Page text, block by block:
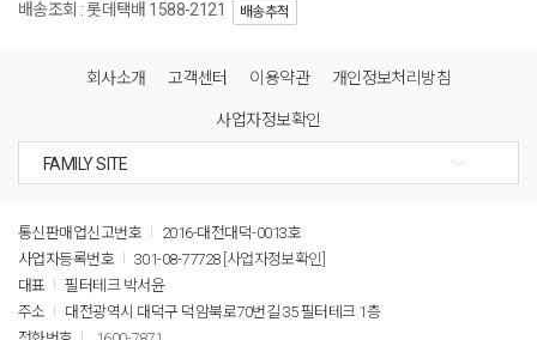
배송조회 : 롯데택배 1588-2121
배송추적
회사소개 고객센터 이용약관 개인정보처리방침
사업자정보확인
통신판매업신고번호
2016-대전대덕-0013호
사업자등록번호
301-08-77728 [사업자정보확인]
대표
필터테크 박서윤
주소
대전광역시 대덕구 덕암북로70번길 35 필터테크 1층